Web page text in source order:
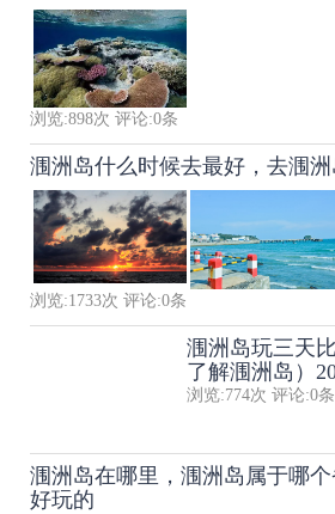
浏览:898次 评论:0条
涠洲岛什么时候去最好，去涠
浏览:1733次 评论:0条
涠洲岛玩三天
了解涠洲岛）
浏览:774次 评论:0条
涠洲岛在哪里，涠洲岛属于哪
好玩的